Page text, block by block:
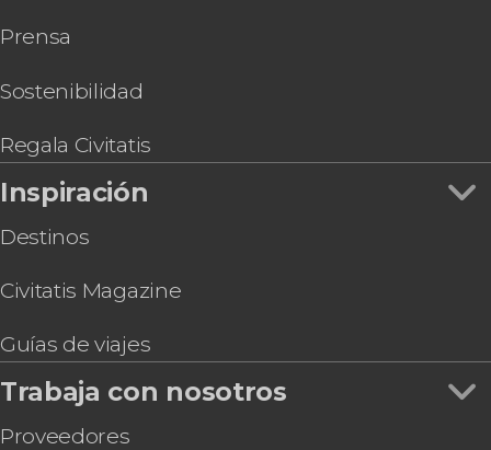
Estadio Riyadh Air Metropolitano
Tour de tapas y vinos por Madrid
Cena con espectáculo de ópera y zarzuela en el
Visita guiada por el Palacio de Liria
Alquiler de coche con chófer desde Madrid
Andalucía, Valencia y Barcelona en 7 días
Prensa
Sostenibilidad
Regala Civitatis
Inspiración
Destinos
Civitatis Magazine
Guías de viajes
Trabaja con nosotros
Proveedores